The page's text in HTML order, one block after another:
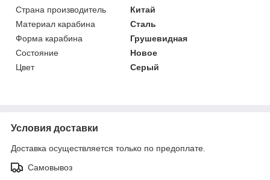
Страна производитель
Китай
Материал карабина
Сталь
Форма карабина
Грушевидная
Состояние
Новое
Цвет
Серый
Условия доставки
Доставка осуществляется только по предоплате.
Самовывоз